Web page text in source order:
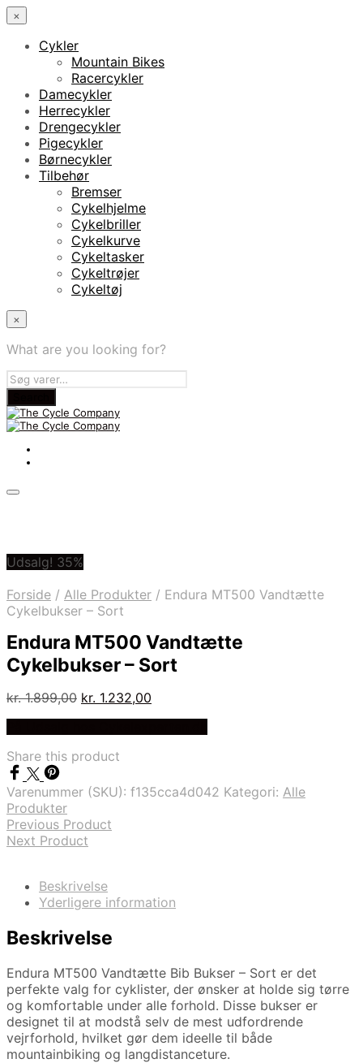
×
Cykler
Mountain Bikes
Racercykler
Damecykler
Herrecykler
Drengecykler
Pigecykler
Børnecykler
Tilbehør
Bremser
Cykelhjelme
Cykelbriller
Cykelkurve
Cykeltasker
Cykeltrøjer
Cykeltøj
×
What are you looking for?
Udsalg! 35%
Forside / Alle Produkter / Endura MT500 Vandtætte
Cykelbukser – Sort
Endura MT500 Vandtætte
Cykelbukser – Sort
kr.1.899,00 Den
kr. 1.899,00.
kr. 1.232,00
Share this product
Varenummer (SKU): f135cca4d042 Kategori: Alle
Produkter
Previous Product
Next Product
Beskrivelse
Yderligere information
Beskrivelse
Endura MT500 Vandtætte Bib Bukser – Sort er det
perfekte valg for cyklister, der ønsker at holde sig tørre
og komfortable under alle forhold. Disse bukser er
designet til at modstå selv de mest udfordrende
vejrforhold, hvilket gør dem ideelle til både
mountainbiking og langdistanceture.